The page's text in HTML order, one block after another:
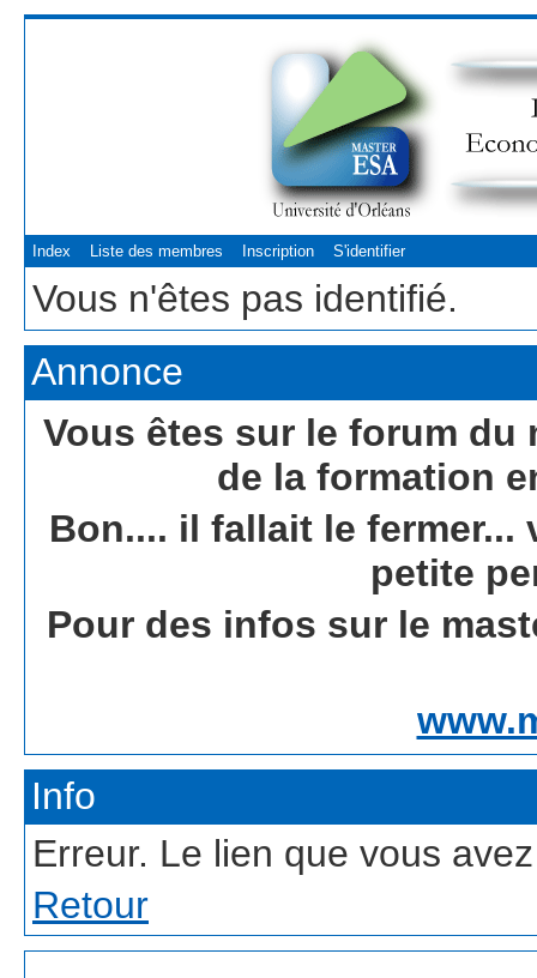
Index Liste des membres Inscription S'identifier
Vous n'êtes pas identifié.
Annonce
Vous êtes sur le forum du
de la formation
Bon.... il fallait le fermer...
petite
Pour des infos sur le
Info
Erreur. Le lien que vous
Retour